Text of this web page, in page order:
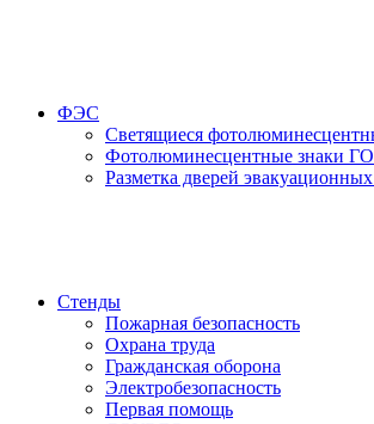
ФЭС
Светящиеся
Фотолюминесцентные знаки
Разметка дверей
Стенды
Пожарная безопасность
Охрана труда
Гражданская оборона
Электробезопасность
Первая помощь